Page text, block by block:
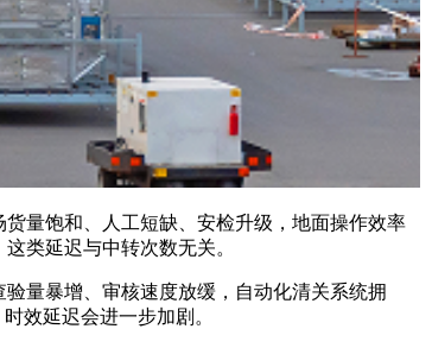
量饱和、人工短缺、安检升级，地面操作效率
类延迟与中转次数无关。
量暴增、审核速度放缓，自动化清关系统拥
效延迟会进一步加剧。